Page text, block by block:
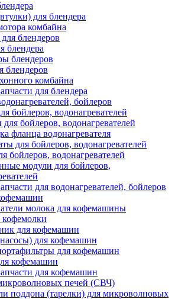
для блендера
комбайна
блендеров
блендера
блендеров
блендеров
комбайна
для блендера
бойлеров
бойлеров, водонагревателей
бойлеров, водонагревателей
фланца водонагревателя
для бойлеров, водонагревателей
бойлеров, водонагревателей
модули для бойлеров,
для водонагревателей, бойлеров
молока для кофемашины
для кофемашин
для кофемашин
для кофемашин
кофемашин
для кофемашин
печей (СВЧ)
поддона (тарелки) для микроволновых